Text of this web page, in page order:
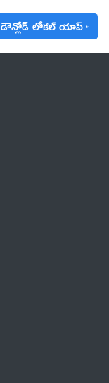
డౌన్లోడ్ లోకల్ యాప్